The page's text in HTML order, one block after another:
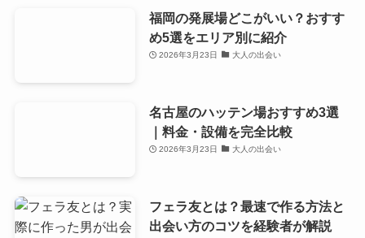
福岡の発展場どこがいい？おすす
め5選をエリア別に紹介
2026年3月23日 大人の出会い
名古屋のハッテン場おすすめ3選
｜料金・設備を完全比較
2026年3月23日 大人の出会い
フェラ友とは？最速で作る方法と
出会い方のコツを経験者が解説